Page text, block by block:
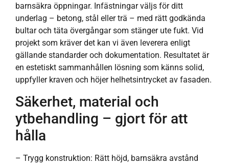
barnsäkra öppningar. Infästningar väljs för ditt
underlag – betong, stål eller trä – med rätt godkända
bultar och täta övergångar som stänger ute fukt. Vid
projekt som kräver det kan vi även leverera enligt
gällande standarder och dokumentation. Resultatet är
en estetiskt sammanhållen lösning som känns solid,
uppfyller kraven och höjer helhetsintrycket av fasaden.
Säkerhet, material och
ytbehandling – gjort för att
hålla
– Trygg konstruktion: Rätt höjd, barnsäkra avstånd